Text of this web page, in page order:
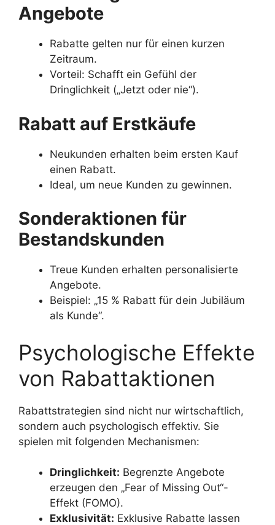
Angebote
Rabatte gelten nur für einen kurzen
Zeitraum.
Vorteil: Schafft ein Gefühl der
Dringlichkeit („Jetzt oder nie“).
Rabatt auf Erstkäufe
Neukunden erhalten beim ersten Kauf
einen Rabatt.
Ideal, um neue Kunden zu gewinnen.
Sonderaktionen für
Bestandskunden
Treue Kunden erhalten personalisierte
Angebote.
Beispiel: „15 % Rabatt für dein Jubiläum
als Kunde“.
Psychologische Effekte
von Rabattaktionen
Rabattstrategien sind nicht nur wirtschaftlich,
sondern auch psychologisch effektiv. Sie
spielen mit folgenden Mechanismen:
Dringlichkeit: Begrenzte Angebote
erzeugen den „Fear of Missing Out“-
Effekt (FOMO).
Exklusivität: Exklusive Rabatte lassen